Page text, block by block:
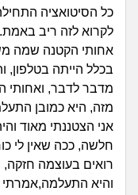
כל הסיטואציה
לקרוא לזה ריב
אחותי הקטנה שמה
בכלל הייתה
מדבר לדבר,
מזה, היא כמובן
אני הצטננתי מאוד
חלשה, ככה שאין לי
רואים בעוצמה
והיא